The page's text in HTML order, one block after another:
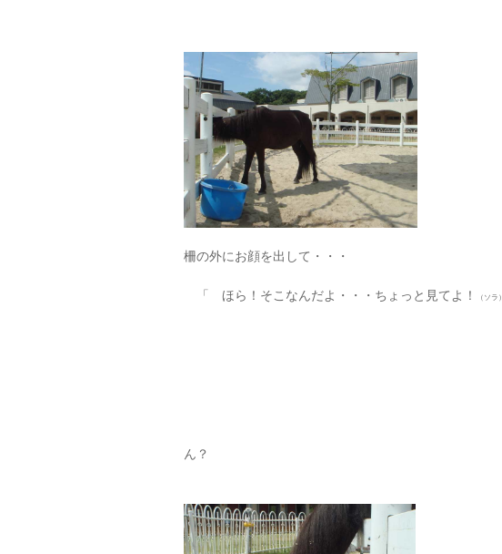
柵の外にお顔を出して・・・
「 ほら！そこなんだよ・・・ちょっと見てよ！ （ソラ）
ん？